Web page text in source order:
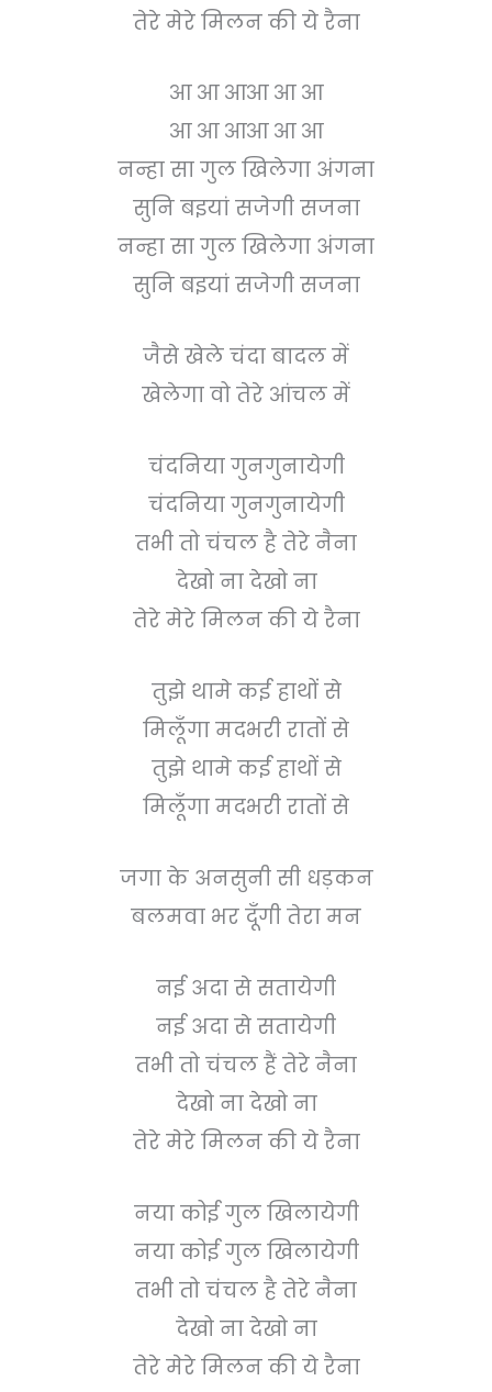
तेरे मेरे मिलन की ये रैना
आ आ आआ आ आ
आ आ आआ आ आ
नन्हा सा गुल खिलेगा अंगना
सुनि बइयां सजेगी सजना
नन्हा सा गुल खिलेगा अंगना
सुनि बइयां सजेगी सजना
जैसे खेले चंदा बादल में
खेलेगा वो तेरे आंचल में
चंदनिया गुनगुनायेगी
चंदनिया गुनगुनायेगी
तभी तो चंचल है तेरे नैना
देखो ना देखो ना
तेरे मेरे मिलन की ये रैना
तुझे थामे कई हाथों से
मिलूँगा मदभरी रातों से
तुझे थामे कई हाथों से
मिलूँगा मदभरी रातों से
जगा के अनसुनी सी धड़कन
बलमवा भर दूँगी तेरा मन
नई अदा से सतायेगी
नई अदा से सतायेगी
तभी तो चंचल हैं तेरे नैना
देखो ना देखो ना
तेरे मेरे मिलन की ये रैना
नया कोई गुल खिलायेगी
नया कोई गुल खिलायेगी
तभी तो चंचल है तेरे नैना
देखो ना देखो ना
तेरे मेरे मिलन की ये रैना